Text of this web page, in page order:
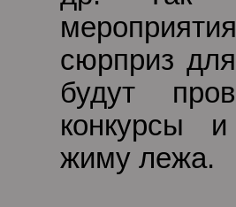
сюрприз
будут
конкурсы
жиму лежа.